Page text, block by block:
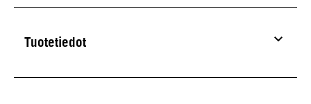
Tuotetiedot